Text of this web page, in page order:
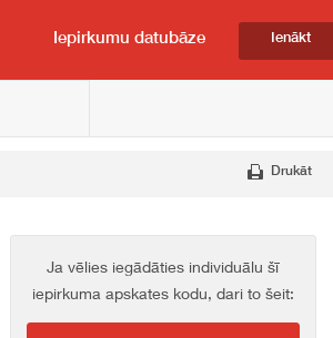
Iepirkumu datubāze Ienākt
Drukāt
Ja vēlies iegādāties individuālu šī
iepirkuma apskates kodu, dari to šeit: